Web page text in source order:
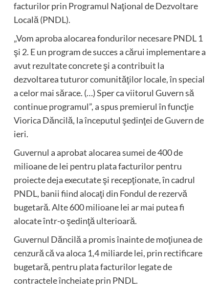
facturilor prin Programul Naţional de Dezvoltare
Locală (PNDL).
„Vom aproba alocarea fondurilor necesare PNDL 1
şi 2. E un program de succes a cărui implementare a
avut rezultate concrete şi a contribuit la
dezvoltarea tuturor comunităţilor locale, în special
a celor mai sărace. (…) Sper ca viitorul Guvern să
continue programul”, a spus premierul în funcţie
Viorica Dăncilă, la începutul şedinţei de Guvern de
ieri.
Guvernul a aprobat alocarea sumei de 400 de
milioane de lei pentru plata facturilor pentru
proiecte deja executate şi recepţionate, în cadrul
PNDL, banii fiind alocaţi din Fondul de rezervă
bugetară. Alte 600 milioane lei ar mai putea fi
alocate într-o şedinţă ulterioară.
Guvernul Dăncilă a promis înainte de moţiunea de
cenzură că va aloca 1,4 miliarde lei, prin rectificare
bugetară, pentru plata facturilor legate de
contractele încheiate prin PNDL.